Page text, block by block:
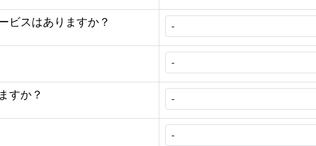
ビスはありますか？
すか？